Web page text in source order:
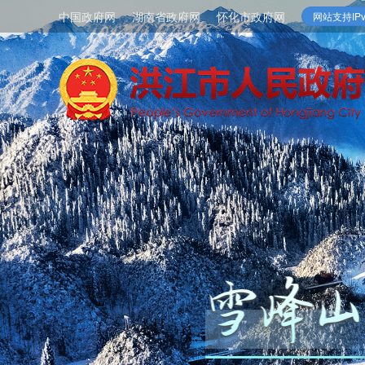
中国政府网 湖南省政府网 怀化市政府网 网站支持